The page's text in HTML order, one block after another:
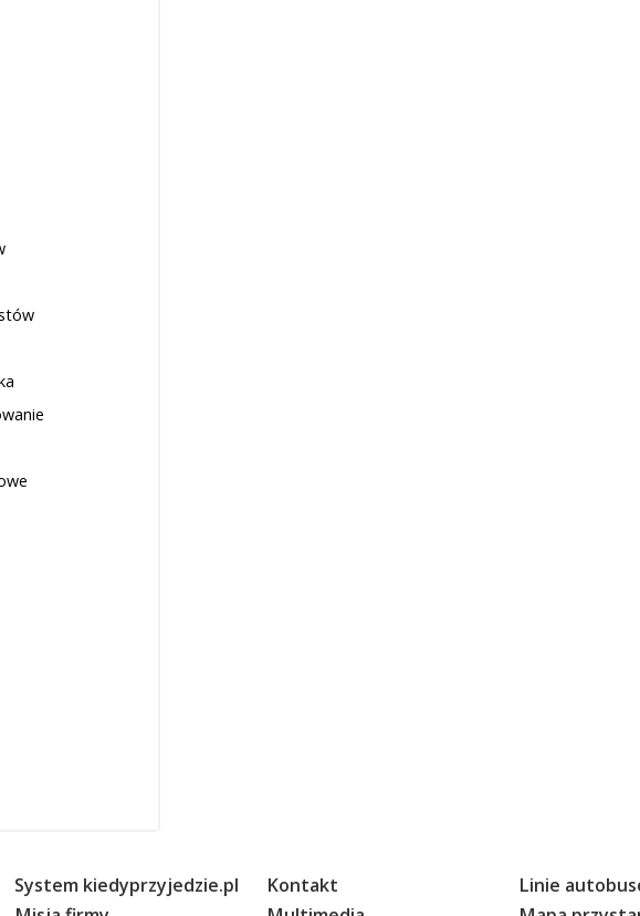
System kiedyprzyjedzie.pl Kontakt
Linie